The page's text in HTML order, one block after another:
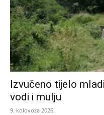
Izvučeno tijelo
vodi i mulju
9. kolovoza 2026.